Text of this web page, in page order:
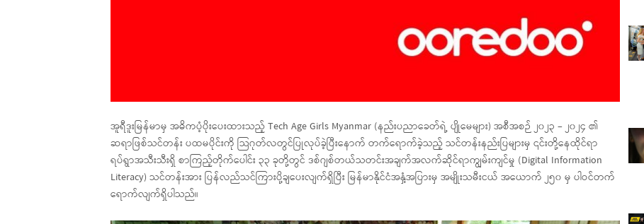
အူရီဒူးမြန်မာမှ အဓိကပံ့ပိုးပေးထားသည့် Tech Age Girls Myanmar (နည်းပညာခေတ်ရဲ့ ပျိုမေများ) အစီအစဉ် ၂၀၂၃ – ၂၀၂၄ ၏
ဆရာဖြစ်သင်တန်း ပထမပိုင်းကို သြဂုတ်လတွင်ပြုလုပ်ခဲ့ပြီးနောက် တက်ရောက်ခဲ့သည့် သင်တန်းနည်းပြများမှ ၎င်းတို့နေထိုင်ရာ
ရပ်ရွာအသီးသီးရှိ စာကြည့်တိုက်ပေါင်း ၃၃ ခုတို့တွင် ဒစ်ဂျစ်တယ်သတင်းအချက်အလက်ဆိုင်ရာကျွမ်းကျင်မှု (Digital Information
Literacy) သင်တန်းအား ပြန်လည်သင်ကြားပို့ချပေးလျက်ရှိပြီး မြန်မာနိုင်ငံအနှံ့အပြားမှ အမျိုးသမီးငယ် အယောက် ၂၅၀ မှ ပါဝင်တက်
ရောက်လျက်ရှိပါသည်။